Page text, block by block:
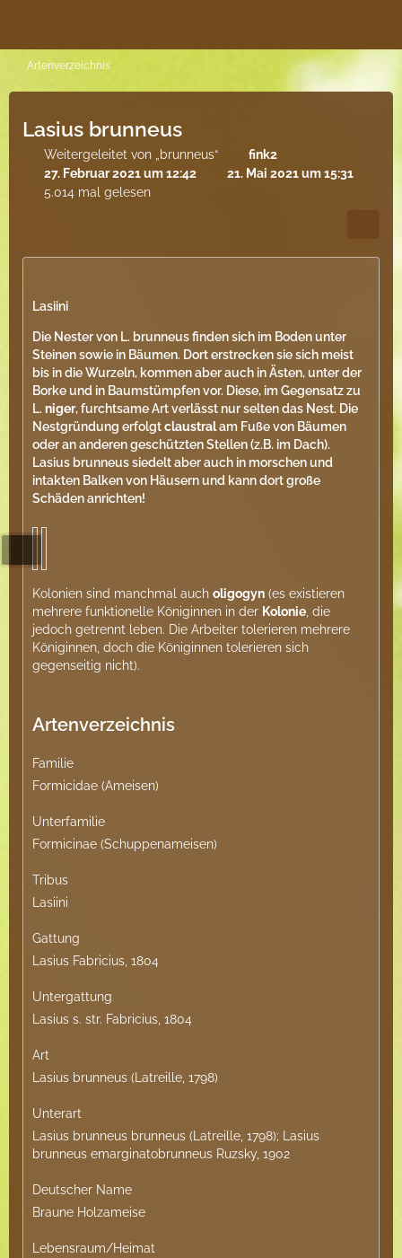
Artenverzeichnis
Lasius brunneus
Weitergeleitet von „brunneus“
fink2
27. Februar 2021 um 12:42
21. Mai 2021 um 15:31
5.014 mal gelesen
Lasiini
Die Nester von L. brunneus finden sich im Boden unter
Steinen sowie in Bäumen. Dort erstrecken sie sich meist
bis in die Wurzeln, kommen aber auch in Ästen, unter der
Borke und in Baumstümpfen vor. Diese, im Gegensatz zu
L. niger, furchtsame Art verlässt nur selten das Nest. Die
Nestgründung erfolgtclaustralam Fuße von Bäumen
oder an anderen geschützten Stellen (z.B. im Dach).
Lasius brunneus siedelt aber auch in morschen und
intakten Balken von Häusern und kann dort große
Schäden anrichten!
Kolonien sind manchmal auch oligogyn (es existieren
mehrere funktionelle Königinnen in der Kolonie , die
jedoch getrennt leben. Die Arbeiter tolerieren mehrere
Königinnen, doch die Königinnen tolerieren sich
gegenseitig nicht).
Artenverzeichnis
Familie
Formicidae (Ameisen)
Unterfamilie
Formicinae (Schuppenameisen)
Tribus
Lasiini
Gattung
Lasius Fabricius, 1804
Untergattung
Lasius s. str. Fabricius, 1804
Art
Lasius brunneus (Latreille, 1798)
Unterart
Lasius brunneus brunneus (Latreille, 1798); Lasius
brunneus emarginatobrunneus Ruzsky, 1902
Deutscher Name
Braune Holzameise
Lebensraum/Heimat